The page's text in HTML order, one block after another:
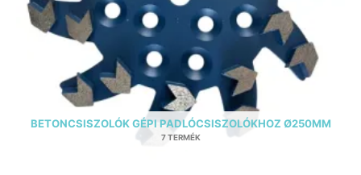
BETONCSISZOLÓK GÉPI PADLÓCSISZOLÓKHOZ Ø250MM
7 TERMÉK